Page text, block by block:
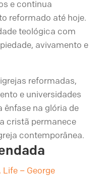
e continua
reformado até hoje.
teológica com
avivamento e
reformadas,
e universidades
ênfase na glória de
cristã permanece
contemporânea.
– George